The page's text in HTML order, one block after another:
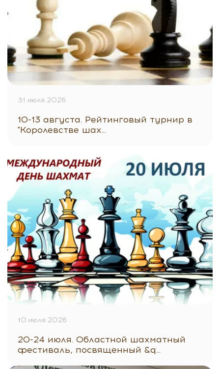
31 июля 2026
10-13 августа. Рейтинговый турнир в
"Королевстве шах...
10 июля 2026
20-24 июля. Областной шахматный
фестиваль, посвященный &q...